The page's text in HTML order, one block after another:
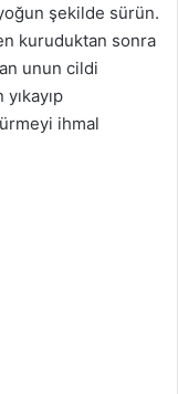
şekilde sürün.
kuruduktan sonra
unun cildi
ihmal